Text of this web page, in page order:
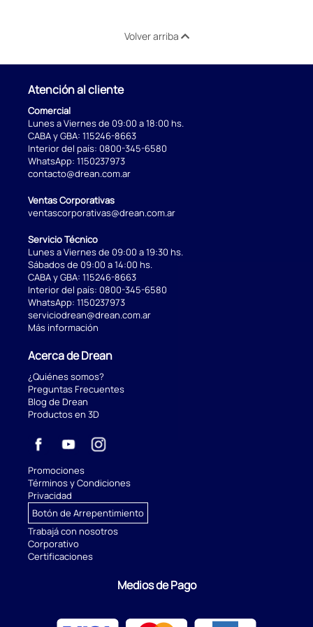
Volver arriba
Atención al cliente
Comercial
Lunes a Viernes de 09:00 a 18:00 hs.
CABA y GBA: 115246-8663
Interior del país: 0800-345-6580
WhatsApp: 1150237973
contacto@drean.com.ar
Ventas Corporativas
ventascorporativas@drean.com.ar
Servicio Técnico
Lunes a Viernes de 09:00 a 19:30 hs.
Sábados de 09:00 a 14:00 hs.
CABA y GBA: 115246-8663
Interior del país: 0800-345-6580
WhatsApp: 1150237973
serviciodrean@drean.com.ar
Más información
Acerca de Drean
¿Quiénes somos?
Preguntas Frecuentes
Blog de Drean
Productos en 3D
Promociones
Términos y Condiciones
Privacidad
Botón de Arrepentimiento
Trabajá con nosotros
Corporativo
Certificaciones
Medios de Pago